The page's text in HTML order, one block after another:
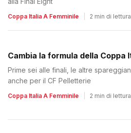
Coppa Italia A Femminile 2 min di lettura
Cambia la formula della Coppa
Prime sei alle finali, le altre
anche per il CF Pelletterie
Coppa Italia A Femminile 2 min di lettura